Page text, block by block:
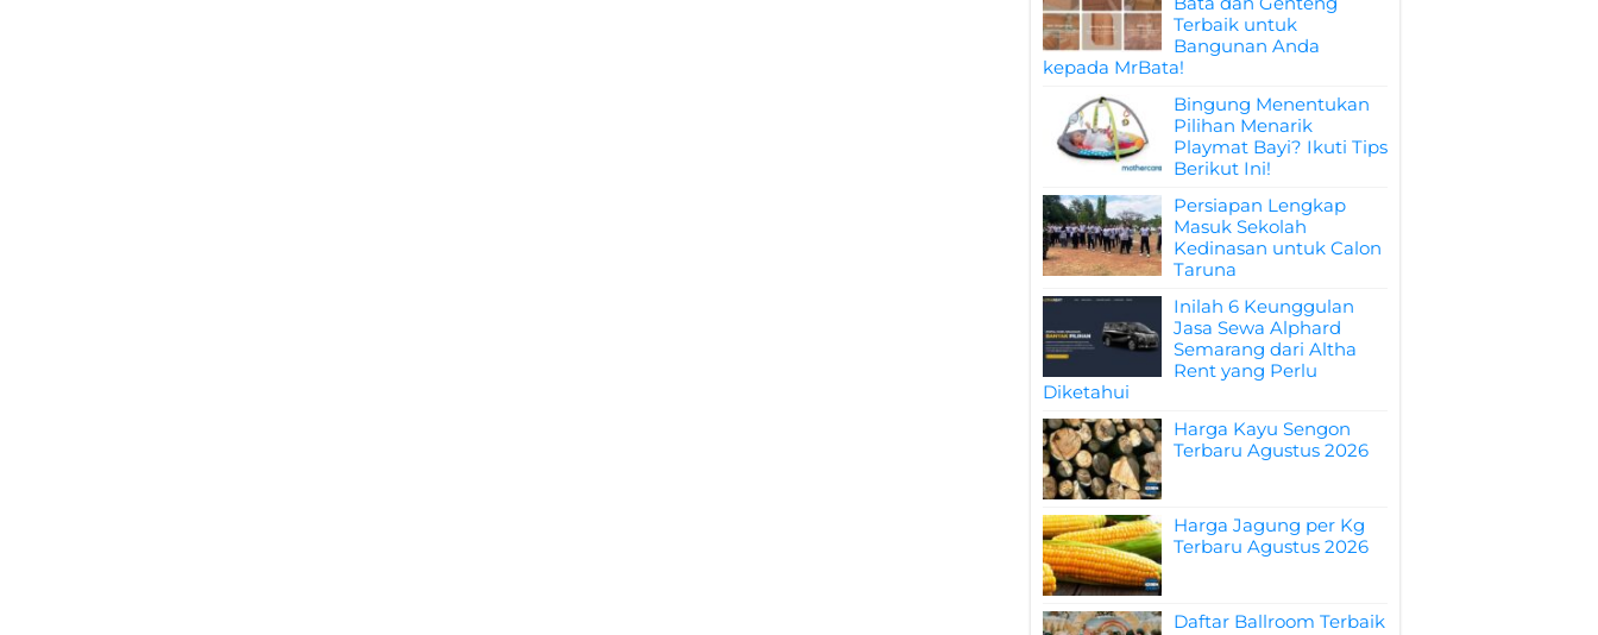
Terbaik untuk
Bangunan Anda
kepada MrBata!
Bingung Menentukan
Pilihan Menarik
Playmat Bayi? Ikuti Tips
Berikut Ini!
Persiapan Lengkap
Masuk Sekolah
Kedinasan untuk Calon
Taruna
Inilah 6 Keunggulan
Jasa Sewa Alphard
Semarang dari Altha
Rent yang Perlu
Diketahui
Harga Kayu Sengon
Terbaru Agustus 2026
Harga Jagung per Kg
Terbaru Agustus 2026
Daftar Ballroom Terbaik